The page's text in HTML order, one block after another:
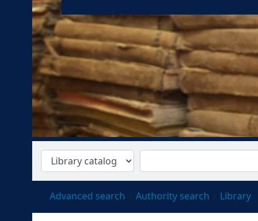
Advanced search Authority search Library